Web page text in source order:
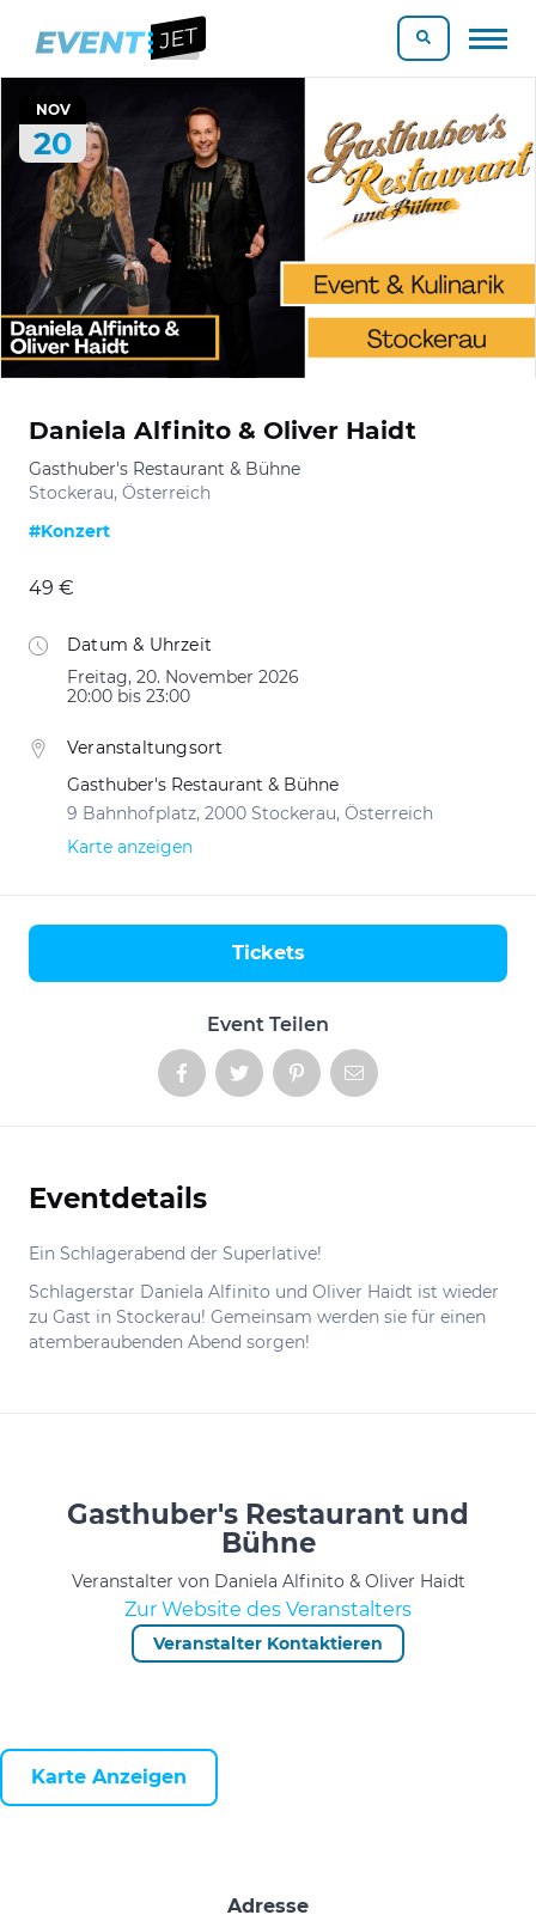
NOV
20
Daniela Alfinito & Oliver Haidt
Gasthuber's Restaurant & Bühne
Stockerau, Österreich
#Konzert
49 €
Datum & Uhrzeit
Freitag, 20. November 2026
20:00 bis 23:00
Veranstaltungsort
Gasthuber's Restaurant & Bühne
9 Bahnhofplatz, 2000 Stockerau, Österreich
Karte anzeigen
Event Teilen
Tickets
Informationen
Eventdetails
Ein Schlagerabend der Superlative!
Schlagerstar Daniela Alfinito und Oliver Haidt ist wieder
zu Gast in Stockerau! Gemeinsam werden sie für einen
atemberaubenden Abend sorgen!
Gasthuber's Restaurant und
Bühne
Veranstalter von Daniela Alfinito & Oliver Haidt
Zur Website des Veranstalters
Veranstalter Kontaktieren
Karte Anzeigen
Adresse